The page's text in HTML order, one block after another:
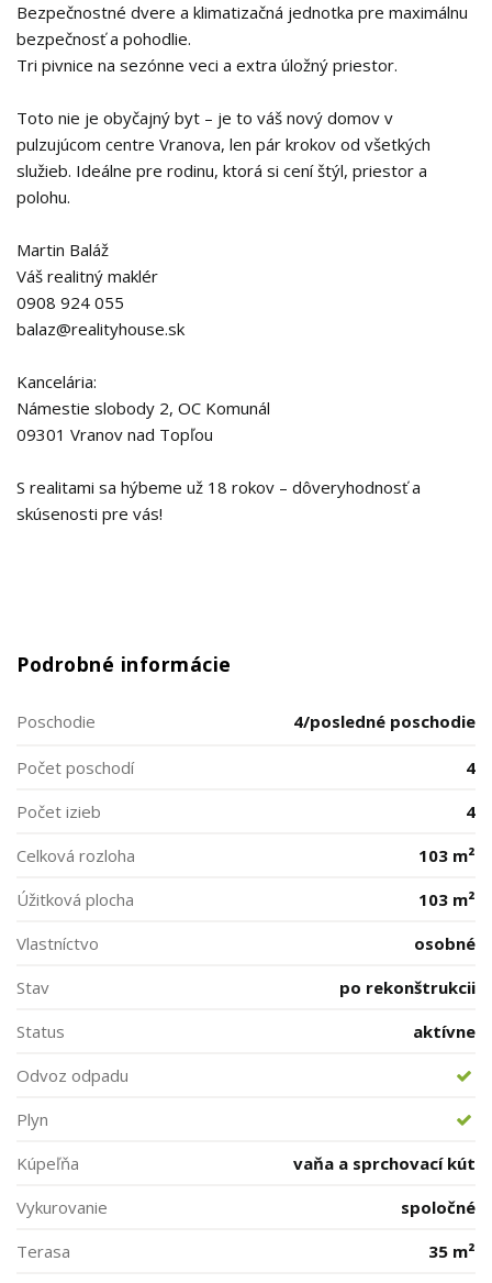
Bezpečnostné dvere a klimatizačná jednotka pre maximálnu
bezpečnosť a pohodlie.
Tri pivnice na sezónne veci a extra úložný priestor.
Toto nie je obyčajný byt – je to váš nový domov v
pulzujúcom centre Vranova, len pár krokov od všetkých
služieb. Ideálne pre rodinu, ktorá si cení štýl, priestor a
polohu.
Martin Baláž
Váš realitný maklér
0908 924 055
balaz@realityhouse.sk
Kancelária:
Námestie slobody 2, OC Komunál
09301 Vranov nad Topľou
S realitami sa hýbeme už 18 rokov – dôveryhodnosť a
skúsenosti pre vás!
Podrobné informácie
Poschodie 4/posledné poschodie
Počet poschodí
4
Počet izieb
4
Celková rozloha
103 m²
Úžitková plocha
103 m²
Vlastníctvo
osobné
Stav
po rekonštrukcii
Status
aktívne
Odvoz odpadu
Plyn
Kúpeľňa
vaňa a sprchovací kút
Vykurovanie
spoločné
Terasa
35 m²